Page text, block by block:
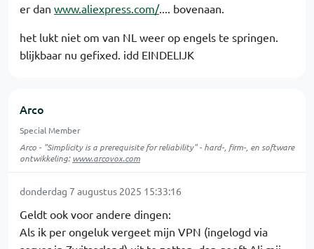
er dan www.aliexpress.com/.... bovenaan.
het lukt niet om van NL weer op engels te springen.
blijkbaar nu gefixed. idd EINDELIJK
Arco
Special Member
Arco - "Simplicity is a prerequisite for reliability" - hard-, firm-, en software
ontwikkeling:www.arcovox.com
donderdag 7 augustus 2025 15:33:16
Geldt ook voor andere dingen:
Als ik per ongeluk vergeet mijn VPN (ingelogd via